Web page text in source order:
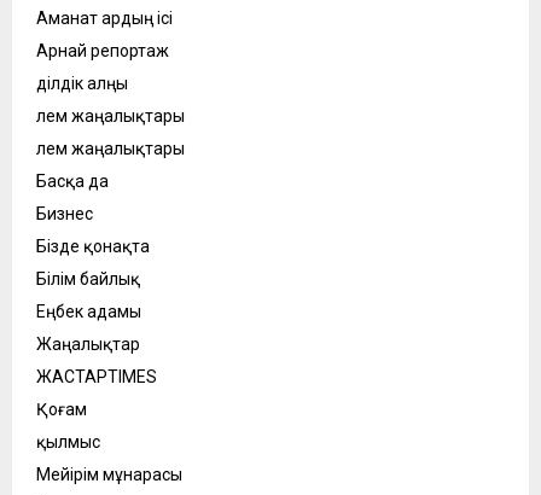
Аманат ардың ісі
Арнай репортаж
Әділдік алңы
Әлем жаңалықтары
Әлем жаңалықтары
Басқа да
Бизнес
Бізде қонақта
Білім байлық
Еңбек адамы
Жаңалықтар
ЖАСТАРTIMES
Қоғам
қылмыс
Мейірім мұнарасы